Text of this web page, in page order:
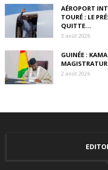
AÉROPORT
TOURÉ : LE
QUITTE...
3 août 2026
GUINÉE :
2 août 2026